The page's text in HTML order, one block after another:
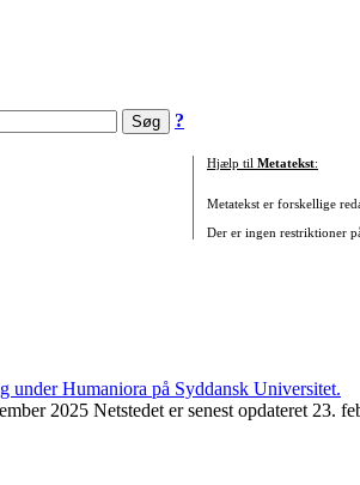
?
Hjælp til Metatekst:
Metatekst er forskellige
Der er ingen restriktioner
2025 Netstedet er senest opdateret 23.